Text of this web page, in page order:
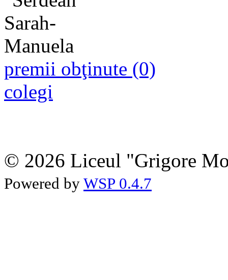
premii obţinute (0)
colegi
© 2026 Liceul "Grigore
Powered by WSP 0.4.7